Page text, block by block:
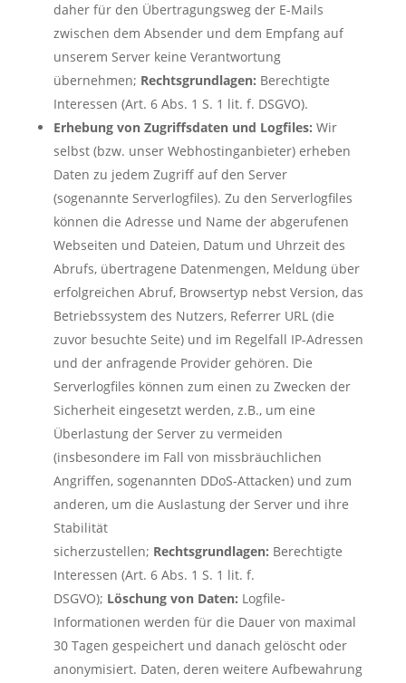
daher für den Übertragungsweg der E-Mails
zwischen dem Absender und dem Empfang auf
unserem Server keine Verantwortung
übernehmen; Rechtsgrundlagen: Berechtigte
Interessen (Art. 6 Abs. 1 S. 1 lit. f. DSGVO).
Erhebung von Zugriffsdaten und Logfiles: Wir
selbst (bzw. unser Webhostinganbieter) erheben
Daten zu jedem Zugriff auf den Server
(sogenannte Serverlogfiles). Zu den Serverlogfiles
können die Adresse und Name der abgerufenen
Webseiten und Dateien, Datum und Uhrzeit des
Abrufs, übertragene Datenmengen, Meldung über
erfolgreichen Abruf, Browsertyp nebst Version, das
Betriebssystem des Nutzers, Referrer URL (die
zuvor besuchte Seite) und im Regelfall IP-Adressen
und der anfragende Provider gehören. Die
Serverlogfiles können zum einen zu Zwecken der
Sicherheit eingesetzt werden, z.B., um eine
Überlastung der Server zu vermeiden
(insbesondere im Fall von missbräuchlichen
Angriffen, sogenannten DDoS-Attacken) und zum
anderen, um die Auslastung der Server und ihre
Stabilität
sicherzustellen; Rechtsgrundlagen: Berechtigte
Interessen (Art. 6 Abs. 1 S. 1 lit. f.
DSGVO); Löschung von Daten: Logfile-
Informationen werden für die Dauer von maximal
30 Tagen gespeichert und danach gelöscht oder
anonymisiert. Daten, deren weitere Aufbewahrung